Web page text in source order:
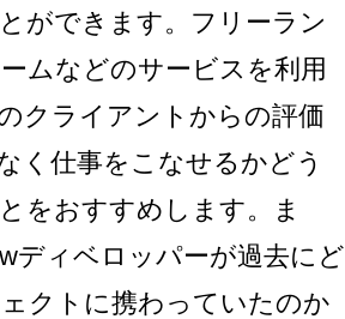
ができます。フリーラン
ムなどのサービスを利用
クライアントからの評価
く仕事をこなせるかどう
をおすすめします。ま
ディベロッパーが過去にど
クトに携わっていたのか